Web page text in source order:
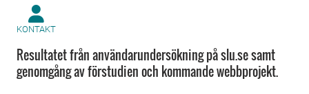
KONTAKT
Resultatet från användarundersökning på slu.se samt
genomgång av förstudien och kommande webbprojekt.